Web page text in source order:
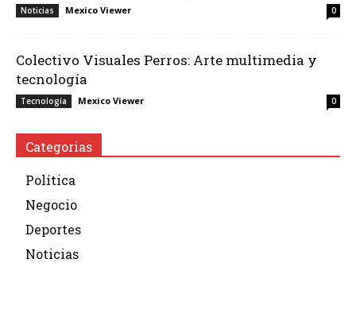
Noticias Mexico Viewer 0
Colectivo Visuales Perros: Arte multimedia y
tecnología
Tecnología Mexico Viewer 0
Categorias
Política
Negocio
Deportes
Noticias